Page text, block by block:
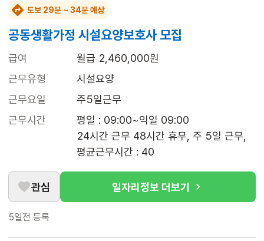
도보 29분 ~ 34분 예상
공동생활가정 시설요양보호사 모집
급여
월급 2,460,000원
근무유형
시설요양
근무요일
주5일근무
근무시간
평일 : 09:00~익일 09:00
24시간 근무 48시간 휴무, 주 5일 근무,
평균근무시간 : 40
관심 일자리정보 더보기
5일전 등록